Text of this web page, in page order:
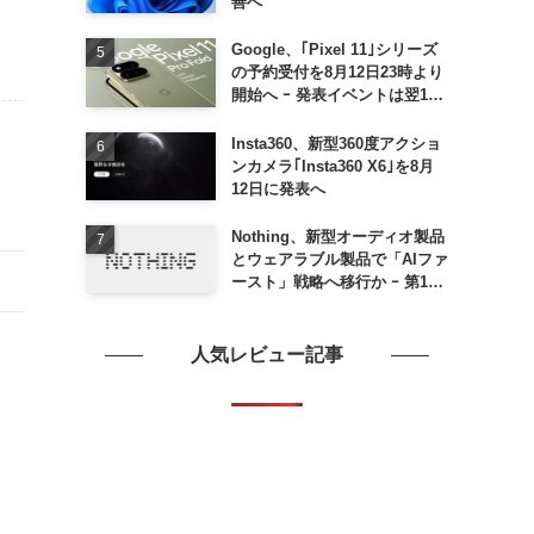
Google、｢Pixel 11｣シリーズ
の予約受付を8月12日23時より
開始へ ｰ 発表イベントは翌13
Insta360、新型360度アクショ
ンカメラ｢Insta360 X6｣を8月
12日に発表へ
Nothing、新型オーディオ製品
とウェアラブル製品で「AIファ
ースト」戦略へ移行か ｰ 第1弾
人気レビュー記事